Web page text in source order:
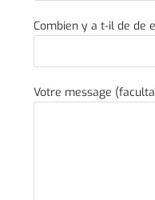
Combien y a t-il de de
Votre message